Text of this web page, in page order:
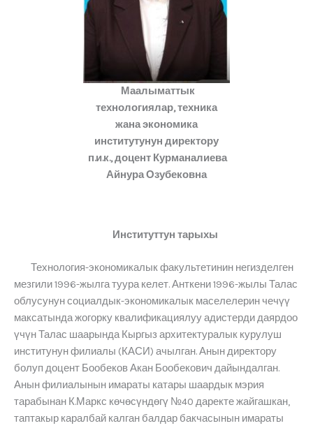
Маалыматтык
технологиялар, техника
жана экономика
институтунун директору
п.и.к., доцент Курманалиева
Айнура Озубековна
Институттун тарыхы
Технология-экономикалык факультетинин негизделген
мезгили 1996-жылга туура келет. Анткени 1996-жылы Талас
облусунун социалдык-экономикалык маселелерин чечүү
максатында жогорку квалификациялуу адистерди даярдоо
үчүн Талас шаарында Кыргыз архитектуралык курулуш
институнун филиалы (КАСИ) ачылган. Анын директору
болуп доцент Бообеков Акан Бообекович дайындалган.
Анын филиалынын имараты катары шаардык мэрия
тарабынан К.Маркс көчөсүндөгү №40 даректе жайгашкан,
таптакыр каралбай калган балдар бакчасынын имараты